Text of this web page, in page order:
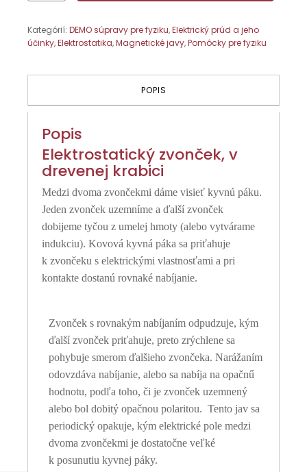
Kategórií: DEMO súpravy pre fyziku,Elektrický prúd a jeho
účinky,Elektrostatika,Magnetické javy,Pomôcky pre fyziku
POPIS
Popis
Elektrostatický zvonček, v
drevenej krabici
Medzi dvoma zvončekmi dáme visieť kyvnú páku.
Jeden zvonček uzemníme a ďalší zvonček
dobijeme tyčou z umelej hmoty (alebo vytvárame
indukciu). Kovová kyvná páka sa priťahuje
k zvončeku s elektrickými vlastnosťami a pri
kontakte dostanú rovnaké nabíjanie.
Zvonček s rovnakým nabíjaním odpudzuje, kým
ďalší zvonček priťahuje, preto zrýchlene sa
pohybuje smerom ďalšieho zvončeka. Narážaním
odovzdáva nabíjanie, alebo sa nabíja na opačnű
hodnotu, podľa toho, či je zvonček uzemnený
alebo bol dobitý opačnou polaritou. Tento jav sa
periodický opakuje, kým elektrické pole medzi
dvoma zvončekmi je dostatočne veľké
k posunutiu kyvnej páky.